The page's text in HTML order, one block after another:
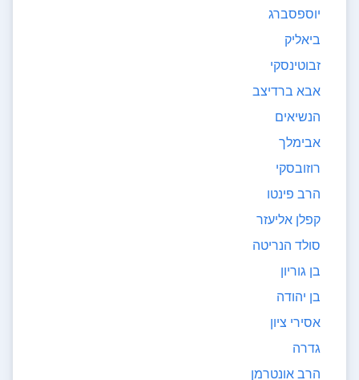
יוספסברג
ביאליק
זבוטינסקי
אבא ברדיצב
הנשיאים
אבימלך
רוזובסקי
הרב פינטו
קפלן אליעזר
סולד הנריטה
בן גוריון
בן יהודה
אסירי ציון
גדרה
הרב אונטרמן